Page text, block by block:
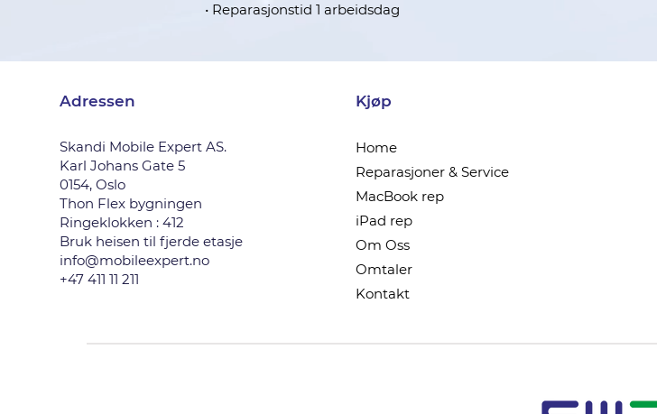
• Reparasjonstid 1 arbeidsdag
Adressen
Skandi Mobile Expert AS.
Karl Johans Gate 5
0154, Oslo
Thon Flex bygningen
Ringeklokken : 412
Bruk heisen til fjerde etasje
info@mobileexpert.no
+47 411 11 211
Kjøp
Home
Reparasjoner & Service
MacBook rep
iPad rep
Om Oss
Omtaler
Kontakt